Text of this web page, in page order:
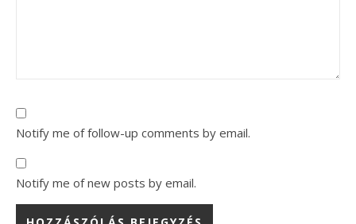
Notify me of follow-up comments by email.
Notify me of new posts by email.